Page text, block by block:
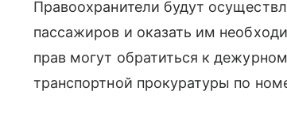
Правоохранители будут
пассажиров и оказать им
прав могут обратиться к
транспортной прокуратуры по